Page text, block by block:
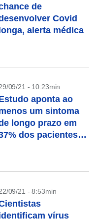
de
Covid
longa, alerta médica
09/21 - 10:23min
aponta ao
um sintoma
longo prazo em
dos pacientes
09/21 - 8:53min
vírus